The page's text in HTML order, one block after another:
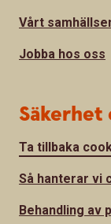
Vårt
Jobba hos oss
Ta tillbaka
Så hanterar vi
Behandling av